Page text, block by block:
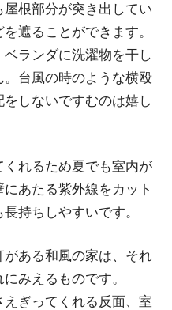
根部分が突き出してい
遮ることができます。
ランダに洗濯物を干し
台風の時のような横殴
しないですむのは嬉し
れるため夏でも室内が
あたる紫外線をカット
持ちしやすいです。
ある和風の家は、それ
みえるものです。
ぎってくれる反面、室